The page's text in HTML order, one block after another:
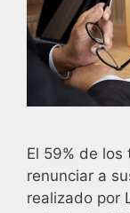
El 59% de
renunciar a
realizado por